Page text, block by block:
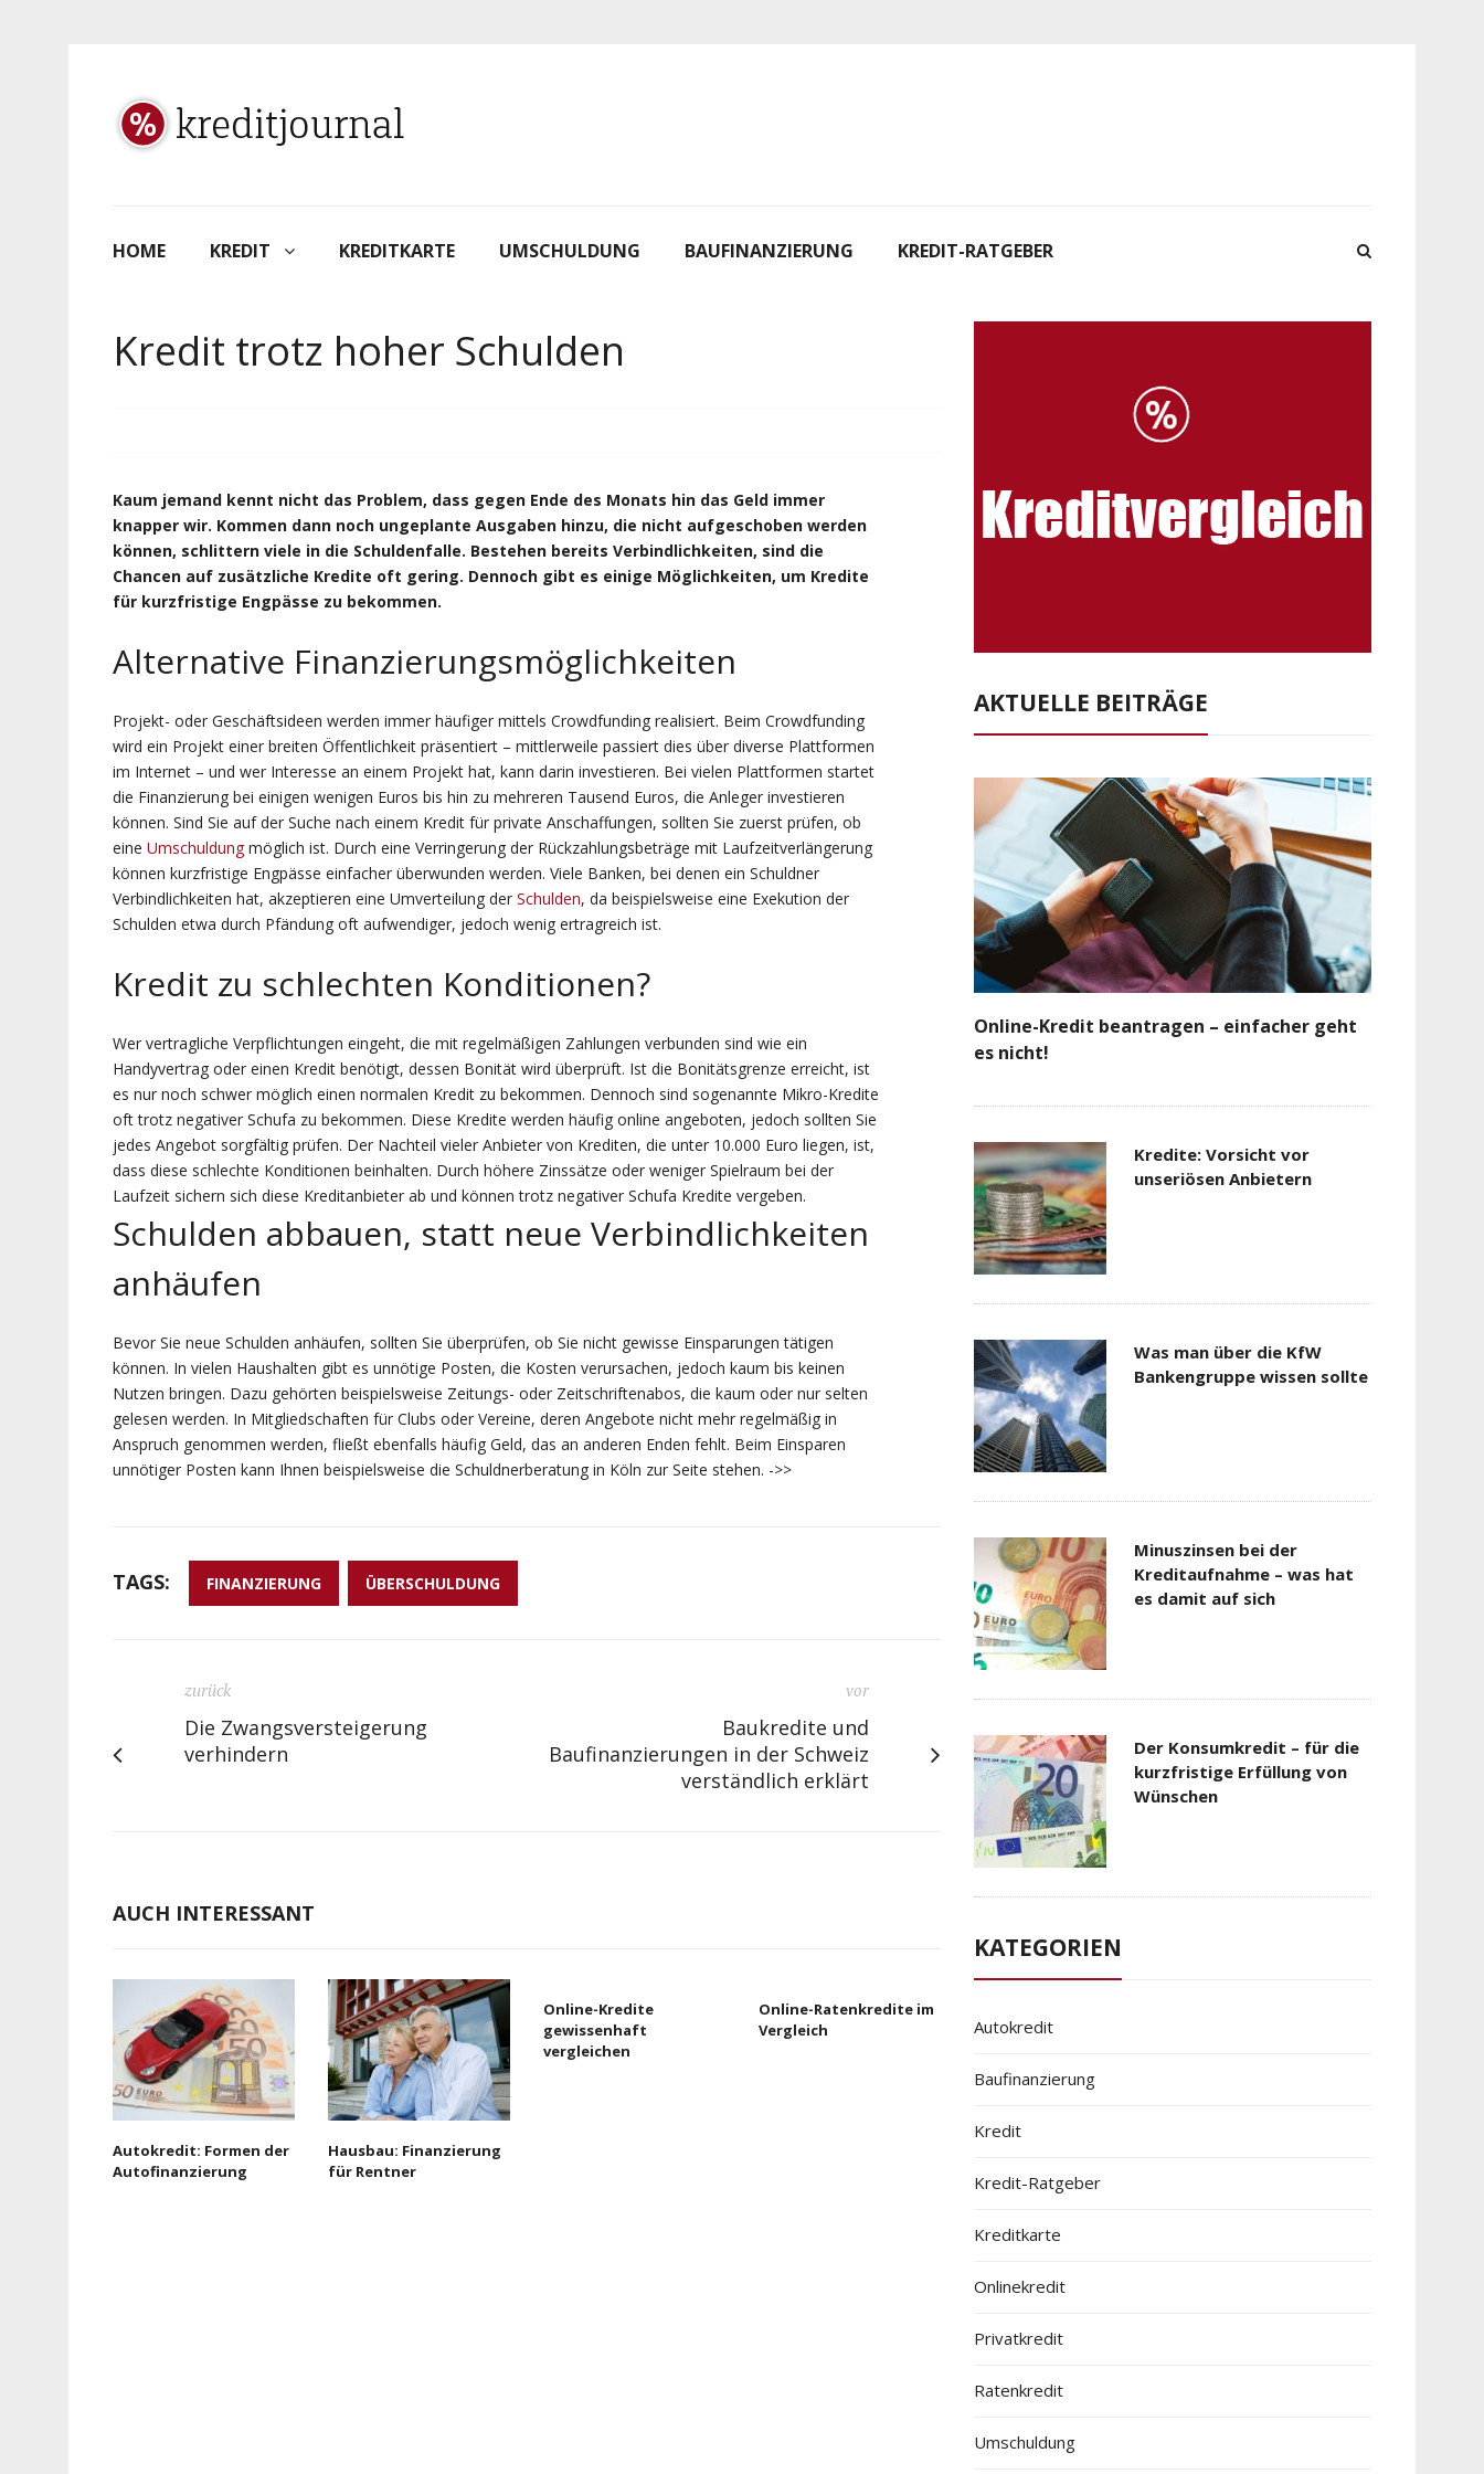
HOME KREDIT KREDITKARTE UMSCHULDUNG BAUFINANZIERUNG KREDIT-RATGEBER
Kredit trotz hoher Schulden
Kaum jemand kennt nicht das Problem, dass gegen Ende des Monats hin das Geld immer
knapper wir. Kommen dann noch ungeplante Ausgaben hinzu, die nicht aufgeschoben werden
können, schlittern viele in die Schuldenfalle. Bestehen bereits Verbindlichkeiten, sind die
Chancen auf zusätzliche Kredite oft gering. Dennoch gibt es einige Möglichkeiten, um Kredite
für kurzfristige Engpässe zu bekommen.
Alternative Finanzierungsmöglichkeiten
Projekt- oder Geschäftsideen werden immer häufiger mittels Crowdfunding realisiert. Beim Crowdfunding
wird ein Projekt einer breiten Öffentlichkeit präsentiert – mittlerweile passiert dies über diverse Plattformen
im Internet – und wer Interesse an einem Projekt hat, kann darin investieren. Bei vielen Plattformen startet
die Finanzierung bei einigen wenigen Euros bis hin zu mehreren Tausend Euros, die Anleger investieren
können. Sind Sie auf der Suche nach einem Kredit für private Anschaffungen, sollten Sie zuerst prüfen, ob
eine Umschuldungmöglich ist. Durch eine Verringerung der Rückzahlungsbeträge mit Laufzeitverlängerung
können kurzfristige Engpässe einfacher überwunden werden. Viele Banken, bei denen ein Schuldner
Verbindlichkeiten hat, akzeptieren eine Umverteilung der Schulden, da beispielsweise eine Exekution der
Schulden etwa durch Pfändung oft aufwendiger, jedoch wenig ertragreich ist.
Kredit zu schlechten Konditionen?
Wer vertragliche Verpflichtungen eingeht, die mit regelmäßigen Zahlungen verbunden sind wie ein
Handyvertrag oder einen Kredit benötigt, dessen Bonität wird überprüft. Ist die Bonitätsgrenze erreicht, ist
es nur noch schwer möglich einen normalen Kredit zu bekommen. Dennoch sind sogenannte Mikro-Kredite
oft trotz negativer Schufa zu bekommen. Diese Kredite werden häufig online angeboten, jedoch sollten Sie
jedes Angebot sorgfältig prüfen. Der Nachteil vieler Anbieter von Krediten, die unter 10.000 Euro liegen, ist,
dass diese schlechte Konditionen beinhalten. Durch höhere Zinssätze oder weniger Spielraum bei der
Laufzeit sichern sich diese Kreditanbieter ab und können trotz negativer Schufa Kredite vergeben.
Schulden abbauen, statt neue Verbindlichkeiten
anhäufen
Bevor Sie neue Schulden anhäufen, sollten Sie überprüfen, ob Sie nicht gewisse Einsparungen tätigen
können. In vielen Haushalten gibt es unnötige Posten, die Kosten verursachen, jedoch kaum bis keinen
Nutzen bringen. Dazu gehörten beispielsweise Zeitungs- oder Zeitschriftenabos, die kaum oder nur selten
gelesen werden. In Mitgliedschaften für Clubs oder Vereine, deren Angebote nicht mehr regelmäßig in
Anspruch genommen werden, fließt ebenfalls häufig Geld, das an anderen Enden fehlt. Beim Einsparen
unnötiger Posten kann Ihnen beispielsweise die Schuldnerberatung in Köln zur Seite stehen. ->>
TAGS: FINANZIERUNG ÜBERSCHULDUNG
zurück
Die Zwangsversteigerung
verhindern
vor
Baukredite und
Baufinanzierungen in der Schweiz
verständlich erklärt
AUCH INTERESSANT
Autokredit: Formen der
Autofinanzierung
Hausbau: Finanzierung
für Rentner
Online-Kredite
gewissenhaft
vergleichen
Online-Ratenkredite im
Vergleich
AKTUELLE BEITRÄGE
Online-Kredit beantragen – einfacher geht
es nicht!
Kredite: Vorsicht vor
unseriösen Anbietern
Was man über die KfW
Bankengruppe wissen sollte
Minuszinsen bei der
Kreditaufnahme – was hat
es damit auf sich
Der Konsumkredit – für die
kurzfristige Erfüllung von
Wünschen
KATEGORIEN
Autokredit
Baufinanzierung
Kredit
Kredit-Ratgeber
Kreditkarte
Onlinekredit
Privatkredit
Ratenkredit
Umschuldung